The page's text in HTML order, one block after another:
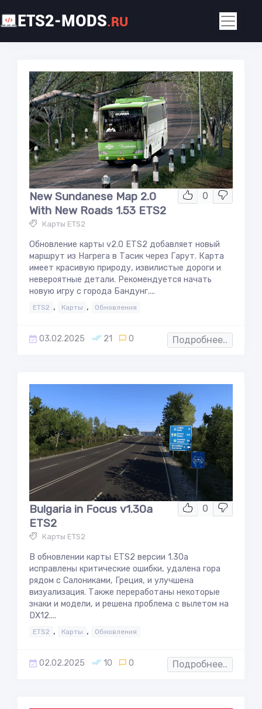
ETS2-MODS.RU
0
New Sundanese Map 2.0
With New Roads 1.53 ETS2
Карты ETS2
Обновление карты v2.0 ETS2 добавляет новый
маршрут из Нагрега в Тасик через Гарут. Карта
имеет красивую природу, извилистые дороги и
невероятные детали. Рекомендуется начать
новую игру с города Бандунг....
ETS2 , Карты , Обновления
03.02.2025 21 0 Подробнее..
0
Bulgaria in Focus v1.30a
ETS2
Карты ETS2
В обновлении карты ETS2 версии 1.30a
исправлены критические ошибки, удалена гора
рядом с Салониками, Греция, и улучшена
визуализация. Также переработаны некоторые
знаки и модели, и решена проблема с вылетом на
DX12....
ETS2 , Карты , Обновления
02.02.2025 10 0 Подробнее..